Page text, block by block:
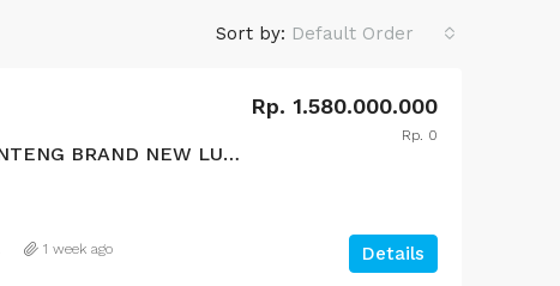
Sort by: Default Order
DIJUAL RUMAH MENTENG BRAND NEW LUXURY MODERN CLASSIC
Rp. 1.580.000.000
Rp. 0
Details
1 week ago
FEATURED